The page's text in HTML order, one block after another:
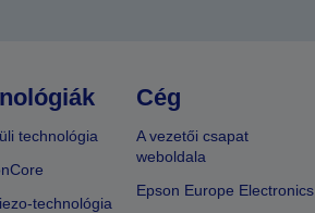
technológia
technológia
Cég
A vezetői csapat
weboldala
Epson Europe Electronics